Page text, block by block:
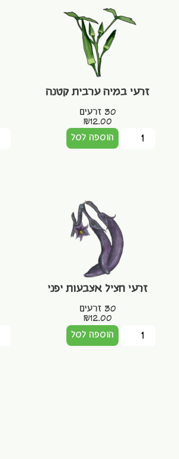
זרעי במיה ערבית קטנה
30 זרעים
₪12.00
הוספה לסל
זרעי חציל אצבעות יפני
30 זרעים
₪12.00
הוספה לסל